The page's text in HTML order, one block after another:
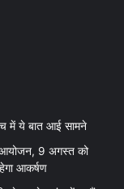
में ये बात आई सामने
आयोजन, 9 अगस्त को
आकर्षण